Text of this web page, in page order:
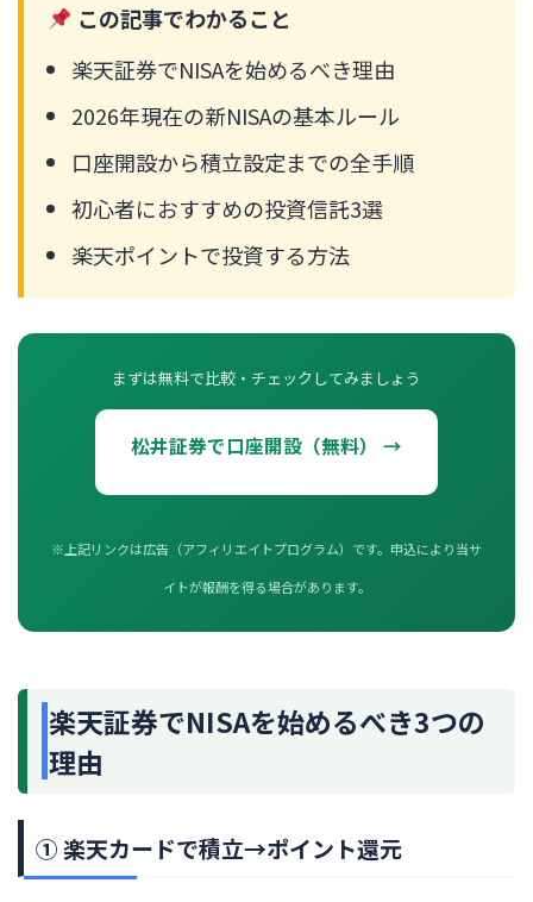
この記事でわかること
楽天証券でNISAを始めるべき理由
2026年現在の新NISAの基本ルール
口座開設から積立設定までの全手順
初心者におすすめの投資信託3選
楽天ポイントで投資する方法
まずは無料で比較・チェックしてみましょう
松井証券で口座開設（無料） →
※上記リンクは広告（アフィリエイトプログラム）です。申込により当サ
イトが報酬を得る場合があります。
楽天証券でNISAを始めるべき3つの
理由
① 楽天カードで積立→ポイント還元